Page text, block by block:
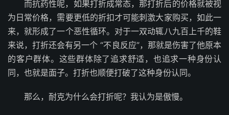
而抗药性呢，如果打折成常态，那打折后的价格就被视
为日常价格，需要更低的折扣才可能刺激大家购买，如此一
来，就形成了一个恶性循环。对于一双动辄八九百上千的鞋
来说，打折还会有另一个 “不良反应”，那就是伤害了他原本
的客户群体。这些群体除了追求舒适，也追求一种身份认
同，也就是面子。打折也顺便打破了这种身份认同。
那么，耐克为什么会打折呢？我认为是傲慢。